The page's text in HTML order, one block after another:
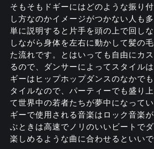
そもそもドギーにはどのような振り
し方なのかイメージがつかない人も
単に説明すると片手を頭の上で回し
しながら身体を左右に動かして髪の
た流れです。とはいっても自由にカ
るので、ダンサーによってスタイル
ギーはヒップホップダンスのなかで
タイルなので、パーティーでも盛り
て世界中の若者たちが夢中になって
ギーで使用される音楽はロック音楽
ぶときは高速でノリのいいビートで
楽しめるような曲に合わせるといいで